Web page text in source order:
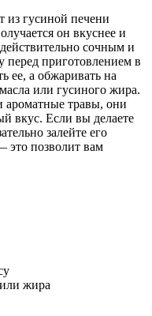
из гусиной печени
он вкуснее и
сочным и
приготовлением в
ее, а обжаривать на
или гусиного жира.
ароматные травы, они
вкус. Если вы делаете
залейте его
позволит вам
жира